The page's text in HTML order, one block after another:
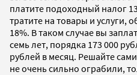
платите подоходный налог
тратите на товары и услуги,
18%. В таком случае вы
семь лет, порядка 173 000
рублей в месяц. Решайте
не очень сильно ограбили,